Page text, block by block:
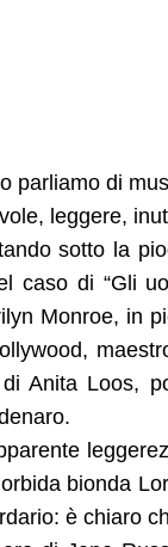
parliamo di
leggere,
sotto la
caso di “Gli
Monroe, in
Anita Loos,
bionda
è chiaro